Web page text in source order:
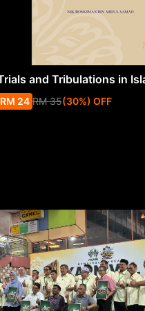
and Tribulations in
RM 24 RM 35(30%) OFF